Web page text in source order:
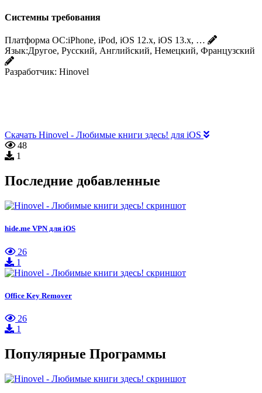
Системны требования
Платформа ОС:iPhone, iPod, iOS 12.x, iOS 13.x, …
Язык:Другое, Русский, Английский, Немецкий, Французский
Разработчик: Hinovel
Скачать Hinovel - Любимые книги здесь! для iOS
48
1
Последние добавленные
hide.me VPN для iOS
26
1
Office Key Remover
26
1
Популярные Программы